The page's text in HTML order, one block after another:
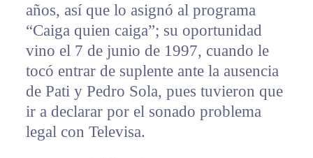
años, así que lo asignó al programa
“Caiga quien caiga”; su oportunidad
vino el 7 de junio de 1997, cuando le
tocó entrar de suplente ante la ausencia
de Pati y Pedro Sola, pues tuvieron que
ir a declarar por el sonado problema
legal con Televisa.